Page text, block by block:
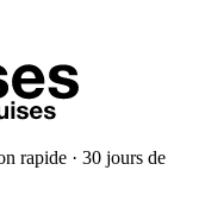
rapide · 30 jours de